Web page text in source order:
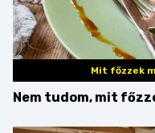
Mit főzzek
Nem tudom, mit